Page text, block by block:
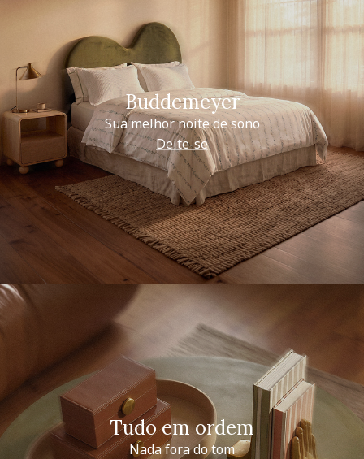
Buddemeyer
Sua melhor noite de sono
Deite-se
Tudo em ordem
Nada fora do tom